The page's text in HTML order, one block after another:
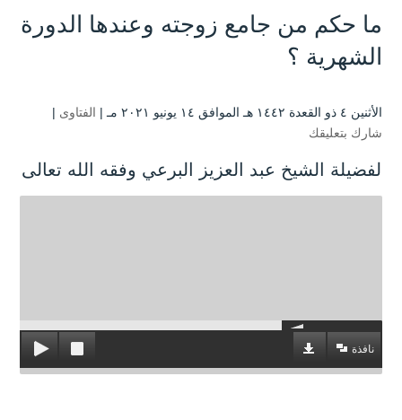
ما حكم من جامع زوجته وعندها الدورة
الشهرية ؟
الأثنين ٤ ذو القعدة ۱٤٤۲ هـ الموافق ۱٤ يونيو ۲۰۲۱ مـ | الفتاوى |
شارك بتعليقك
لفضيلة الشيخ عبد العزيز البرعي وفقه الله تعالى
نافذة